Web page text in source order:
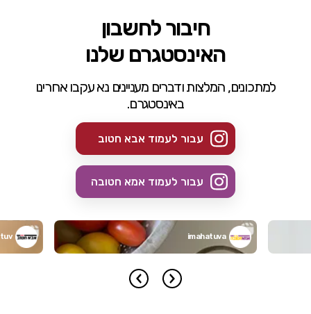
חיבור לחשבון
האינסטגרם שלנו
למתכונים, המלצות ודברים מעניינים נא עקבו אחרינו
באינסטגרם.
עבור לעמוד אבא חטוב
עבור לעמוד אמא חטובה
imahatuva